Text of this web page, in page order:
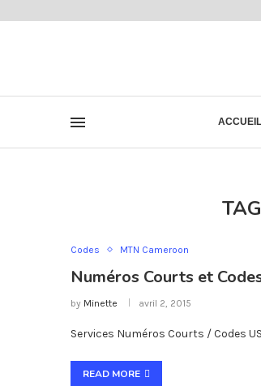
ACCUEIL
Codes MTN Cameroon
Numéros Courts et
by Minette avril 2, 2015
Services Numéros Courts / Codes
READ MORE